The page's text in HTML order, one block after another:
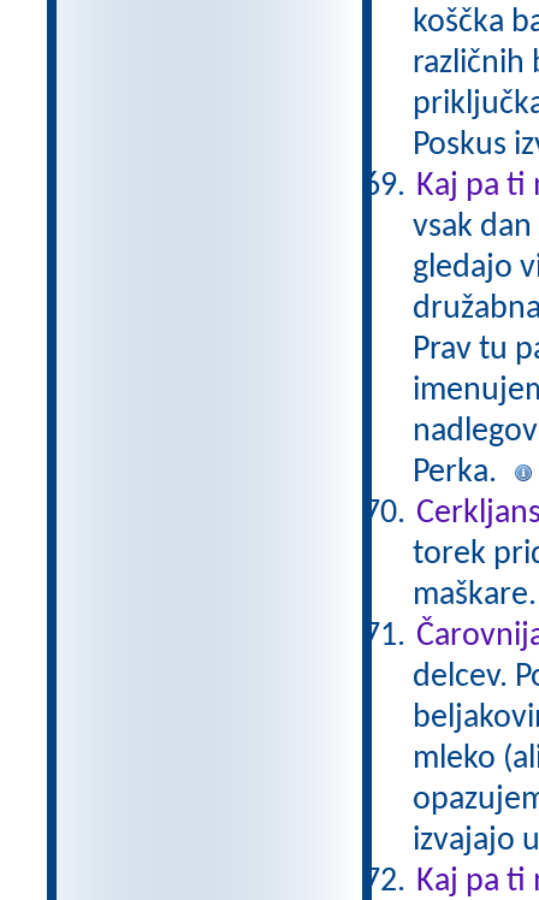
koščka
različnih
Poskus
Kaj pa ti
vsak
gledajo
Prav tu
Perka.
torek
delcev.
mleko
izvajajo
Kaj pa ti